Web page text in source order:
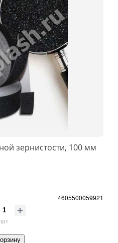
зернистости, 100 мм
4605500059921
шт